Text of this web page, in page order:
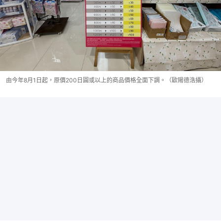
由今年8月1日起，原價200日圓或以上的商品價格全面下調。（歐陽德浩攝）